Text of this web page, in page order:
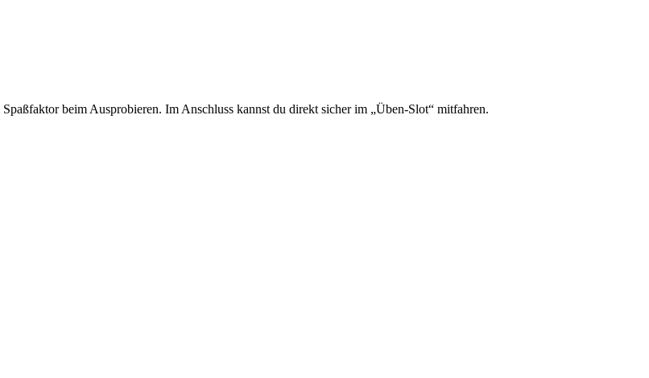
beim Ausprobieren. Im Anschluss kannst du direkt sicher im „Üben-Slot“ mitfahren.